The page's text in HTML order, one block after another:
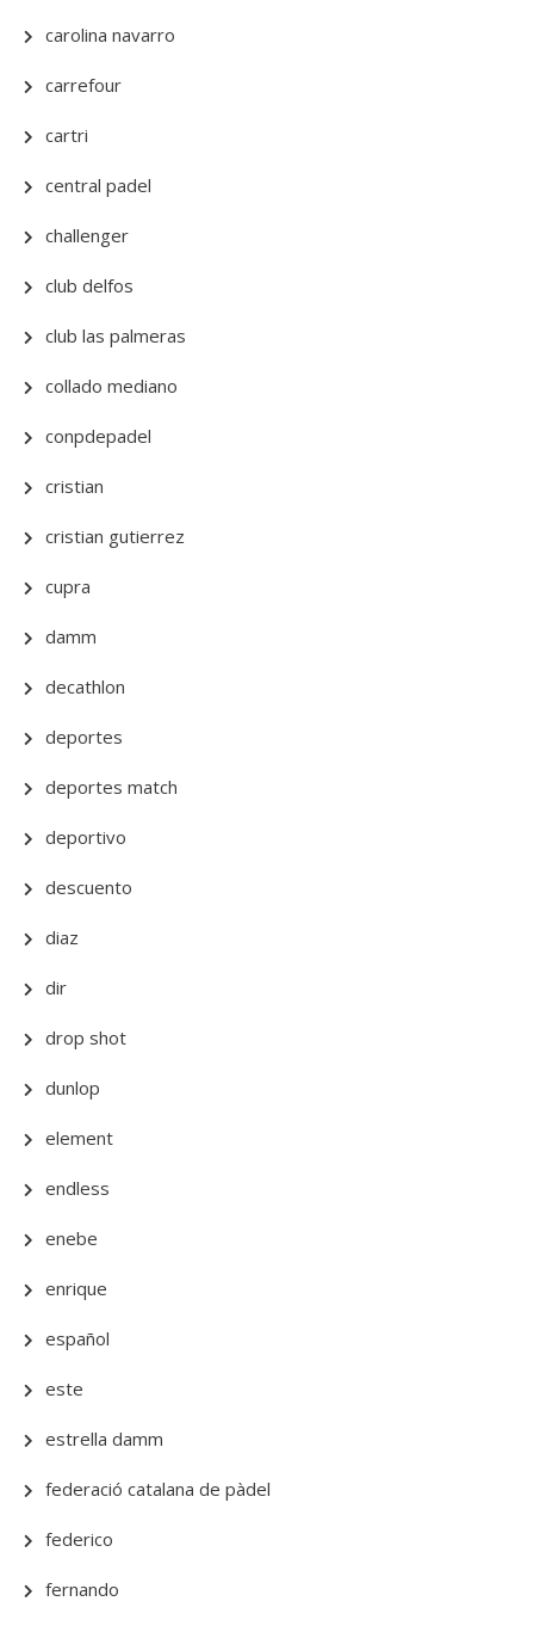
carolina navarro
carrefour
cartri
central padel
challenger
club delfos
club las palmeras
collado mediano
conpdepadel
cristian
cristian gutierrez
cupra
damm
decathlon
deportes
deportes match
deportivo
descuento
diaz
dir
drop shot
dunlop
element
endless
enebe
enrique
español
este
estrella damm
federació catalana de pàdel
federico
fernando